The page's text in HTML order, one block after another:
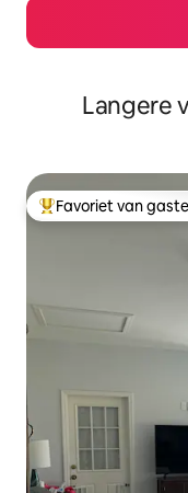
Langere
Topfavoriet van
Favoriet van